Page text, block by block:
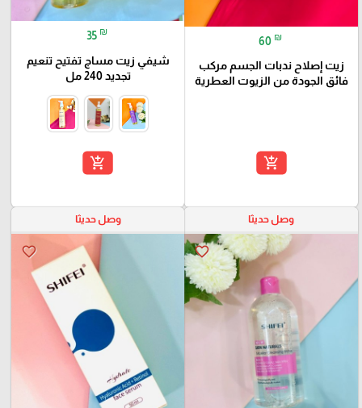
60 ₪
زيت إصلاح ندبات الجسم مركب
فائق الجودة من الزيوت العطرية
add_shopping_cart
35 ₪
شيفي زيت مساج تفتيح تنعيم
تجديد 240 مل
add_shopping_cart
وصل حديثا
favorite_border
وصل حديثا
favorite_border